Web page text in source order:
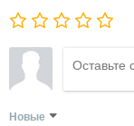
Новые